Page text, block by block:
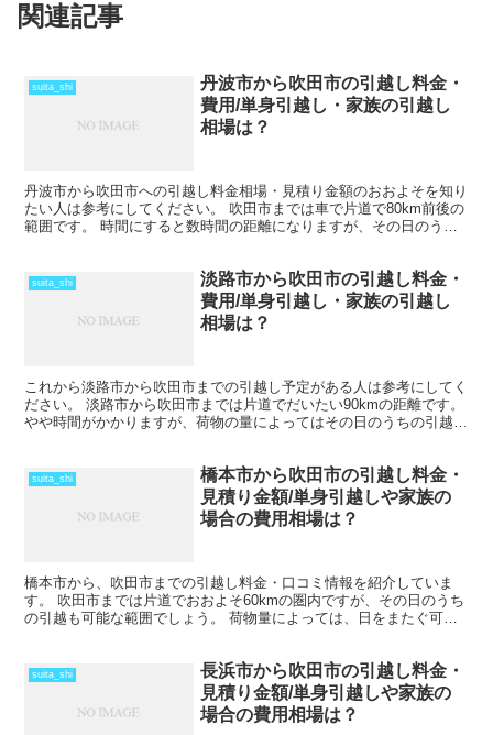
関連記事
suita_shi
丹波市から吹田市の引越し料金・
費用/単身引越し・家族の引越し
相場は？
丹波市から吹田市への引越し料金相場・見積り金額のおおよそを知り
たい人は参考にしてください。 吹田市までは車で片道で80km前後の
範囲です。 時間にすると数時間の距離になりますが、その日のうち
suita_shi
淡路市から吹田市の引越し料金・
費用/単身引越し・家族の引越し
相場は？
これから淡路市から吹田市までの引越し予定がある人は参考にしてく
ださい。 淡路市から吹田市までは片道でだいたい90kmの距離です。
やや時間がかかりますが、荷物の量によってはその日のうちの引越し
suita_shi
橋本市から吹田市の引越し料金・
見積り金額/単身引越しや家族の
場合の費用相場は？
橋本市から、吹田市までの引越し料金・口コミ情報を紹介していま
す。 吹田市までは片道でおおよそ60kmの圏内ですが、その日のうち
の引越も可能な範囲でしょう。 荷物量によっては、日をまたぐ可能
suita_shi
長浜市から吹田市の引越し料金・
見積り金額/単身引越しや家族の
場合の費用相場は？